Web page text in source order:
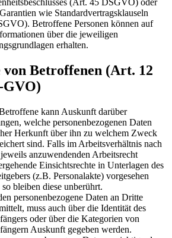
(Art. 45 DSGVO) oder
wie Standardvertragsklauseln
Betroffene Personen können auf
über die jeweiligen
erhalten.
von Betroffenen (Art. 12
GVO)
kann Auskunft darüber
welche personenbezogenen Daten
Herkunft über ihn zu welchem Zweck
sind. Falls im Arbeitsverhältnis nach
anzuwendenden Arbeitsrecht
Einsichtsrechte in Unterlagen des
(z.B. Personalakte) vorgesehen
so bleiben diese unberührt.
personenbezogene Daten an Dritte
muss auch über die Identität des
oder über die Kategorien von
Auskunft gegeben werden.